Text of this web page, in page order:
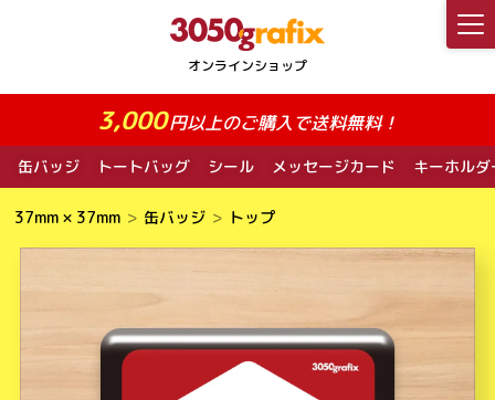
3,000円以上のご購入で送料無料！
缶バッジ トートバッグ シール メッセージカード キーホルダ
37mm × 37mm 缶バッジ トップ